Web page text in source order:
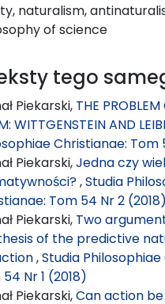
naturalism,
of science
tego
Piekarski, THE
WITTGENSTEIN AND
Christianae: Tom
Piekarski,Jedna czy
,Studia
Tom 54 Nr 2 (2018)
Piekarski, Two
of the predictive
,Studia
Nr 1 (2018)
Piekarski,Can action